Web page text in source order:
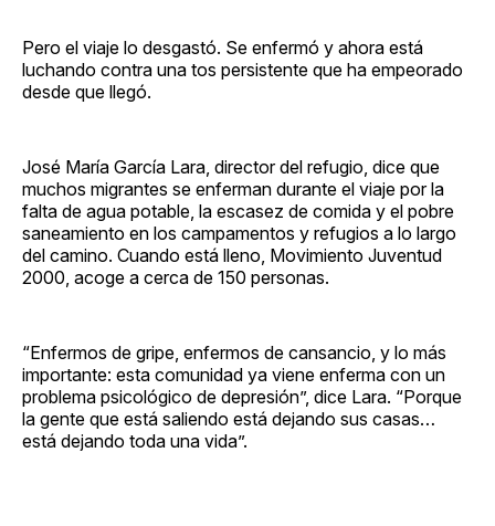
Pero el viaje lo desgastó. Se enfermó y ahora está
luchando contra una tos persistente que ha empeorado
desde que llegó.
José María García Lara, director del refugio, dice que
muchos migrantes se enferman durante el viaje por la
falta de agua potable, la escasez de comida y el pobre
saneamiento en los campamentos y refugios a lo largo
del camino. Cuando está lleno, Movimiento Juventud
2000, acoge a cerca de 150 personas.
“Enfermos de gripe, enfermos de cansancio, y lo más
importante: esta comunidad ya viene enferma con un
problema psicológico de depresión”, dice Lara. “Porque
la gente que está saliendo está dejando sus casas…
está dejando toda una vida”.